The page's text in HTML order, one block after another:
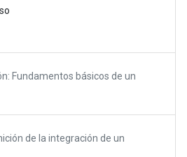
Fundamentos básicos de un
de la integración de un